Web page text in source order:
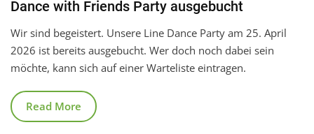
Dance with Friends Party ausgebucht
Wir sind begeistert. Unsere Line Dance Party am 25. April
2026 ist bereits ausgebucht. Wer doch noch dabei sein
möchte, kann sich auf einer Warteliste eintragen.
Read More